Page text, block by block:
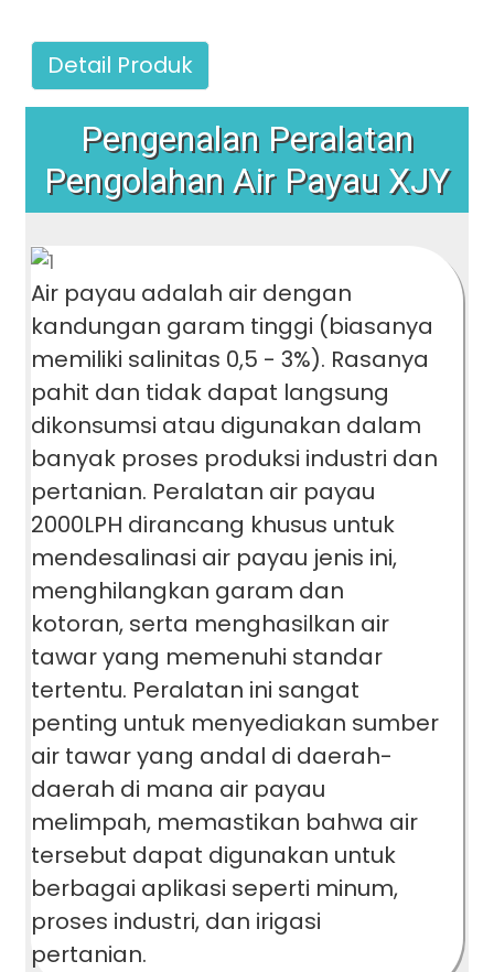
Detail Produk
Pengenalan Peralatan
Pengolahan Air Payau XJY
Air payau adalah air dengan
kandungan garam tinggi (biasanya
memiliki salinitas 0,5 - 3%). Rasanya
pahit dan tidak dapat langsung
dikonsumsi atau digunakan dalam
banyak proses produksi industri dan
pertanian. Peralatan air payau
2000LPH dirancang khusus untuk
mendesalinasi air payau jenis ini,
menghilangkan garam dan
kotoran, serta menghasilkan air
tawar yang memenuhi standar
tertentu. Peralatan ini sangat
penting untuk menyediakan sumber
air tawar yang andal di daerah-
daerah di mana air payau
melimpah, memastikan bahwa air
tersebut dapat digunakan untuk
berbagai aplikasi seperti minum,
proses industri, dan irigasi
pertanian.